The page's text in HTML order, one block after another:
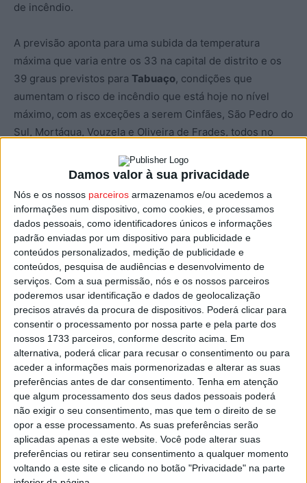
Damos valor à sua privacidade
Nós e os nossos parceiros armazenamos e/ou acedemos a
informações num dispositivo, como cookies, e processamos
dados pessoais, como identificadores únicos e informações
padrão enviadas por um dispositivo para publicidade e
conteúdos personalizados, medição de publicidade e
conteúdos, pesquisa de audiências e desenvolvimento de
serviços. Com a sua permissão, nós e os nossos parceiros
poderemos usar identificação e dados de geolocalização
precisos através da procura de dispositivos. Poderá clicar para
consentir o processamento por nossa parte e pela parte dos
nossos 1733 parceiros, conforme descrito acima. Em
alternativa, poderá clicar para recusar o consentimento ou para
aceder a informações mais pormenorizadas e alterar as suas
preferências antes de dar consentimento. Tenha em atenção
que algum processamento dos seus dados pessoais poderá
não exigir o seu consentimento, mas que tem o direito de se
opor a esse processamento. As suas preferências serão
aplicadas apenas a este website. Você pode alterar suas
preferências ou retirar seu consentimento a qualquer momento
voltando a este site e clicando no botão "Privacidade" na parte
de incêndio.
A previsão aponta para uma subida da temperatura
máxima que varia entre os 33 na capital de distrito e os
39 graus previstos para Tabuaço, condições que
aumentam o risco de incêndio que está hoje no nível
máximo, com as exceções a serem Cinfães, São Pedro do
Sul, Mortágua, Vouzela e Oliveira de Frades, todos no
O dia de sexta deverá registar uma descida ligeira da
temperatura máxima, mas o IPMA vai manter no distrito o
alerta amarelo para tempo quente.
Esta e outras notícias para ouvir na Estação Diária – 96.8
FM ou em www.968.fm.
Pub
TAGS Risco de Incêndio Vaga de Calor Viseu